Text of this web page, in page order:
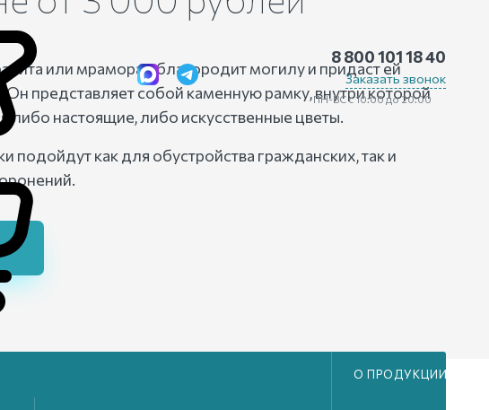
8 800 101 18 40
Заказать звонок
ПН-ВС с 10:00 до 20:00
О ПРОДУКЦИИ
или мрамора облагородит могилу и придаст ей
представляет собой каменную рамку, внутри которой
либо настоящие, либо искусственные цветы.
подойдут как для обустройства гражданских, так и